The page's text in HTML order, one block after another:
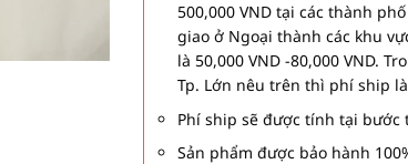
500,000 VND tại các thành
giao ở Ngoại thành các khu
là 50,000 VND -80,000 VND.
Tp. Lớn nêu trên thì phí ship là
Phí ship sẽ được tính tại
Sản phẩm được bảo hành